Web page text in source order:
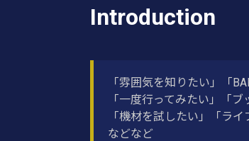
Introduction
「雰囲気を知りたい」「
「一度行ってみたい」「ブ
「機材を試したい」「ライ
などなど